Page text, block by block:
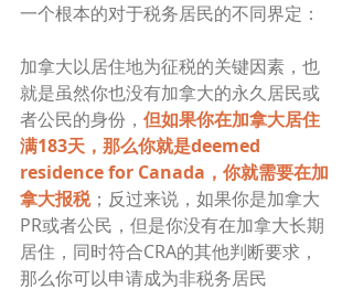
一个根本的对于税务居民的不同界定：
加拿大以居住地为征税的关键因素，也
就是虽然你也没有加拿大的永久居民或
者公民的身份， 但如果你在加拿大居住
满183天，那么你就是deemed
residence for Canada，你就需要在加
拿大报税；反过来说，如果你是加拿大
PR或者公民，但是你没有在加拿大长期
居住，同时符合CRA的其他判断要求，
那么你可以申请成为非税务居民